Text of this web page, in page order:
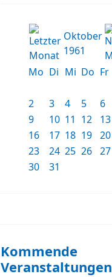
Oktober
1961
Mo Di Mi Do Fr
2
3 4 5 6
9
10 11 12 13
16
17 18 19 20
23
24 25 26 27
30
31
Kommende
Veranstaltungen